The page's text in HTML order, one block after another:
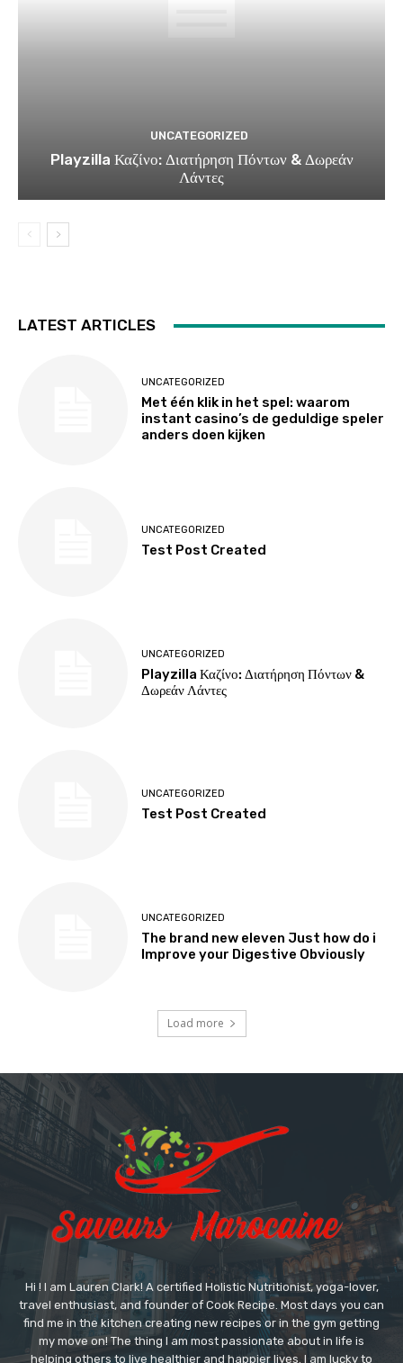
UNCATEGORIZED
Playzilla Καζίνο: Διατήρηση Πόντων & Δωρεάν
Λάντες
LATEST ARTICLES
UNCATEGORIZED
Met één klik in het spel: waarom
instant casino’s de geduldige speler
anders doen kijken
UNCATEGORIZED
Test Post Created
UNCATEGORIZED
Playzilla Καζίνο: Διατήρηση Πόντων &
Δωρεάν Λάντες
UNCATEGORIZED
Test Post Created
UNCATEGORIZED
The brand new eleven Just how do i
Improve your Digestive Obviously
Load more
Hi ! I am Lauren Clark! A certified Holistic Nutritionist, yoga-lover,
travel enthusiast, and founder of Cook Recipe. Most days you can
find me in the kitchen creating new recipes or in the gym getting
my move on! The thing I am most passionate about in life is
helping others to live healthier and happier lives. I am lucky to